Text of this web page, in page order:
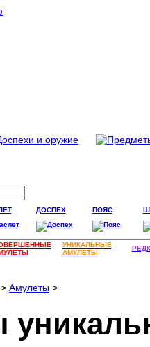
ДОСПЕХ ПОЯС
УНИКАЛЬНЫЕ
АМУЛЕТЫ
> Амулеты >